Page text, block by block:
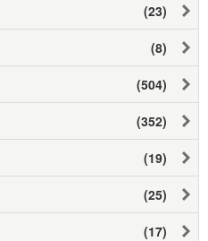
(23)
(8)
(504)
(352)
(19)
(25)
(17)